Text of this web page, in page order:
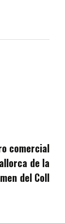
comercial
de la
del Coll